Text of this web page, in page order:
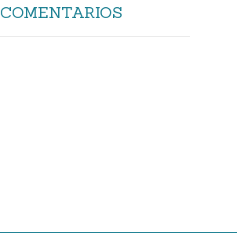
COMENTARIOS